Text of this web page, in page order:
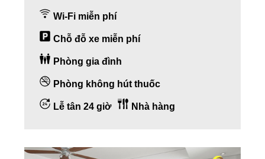
Wi-Fi miễn phí
Chỗ đỗ xe miễn phí
Phòng gia đình
Phòng không hút thuốc
Lễ tân 24 giờ Nhà hàng